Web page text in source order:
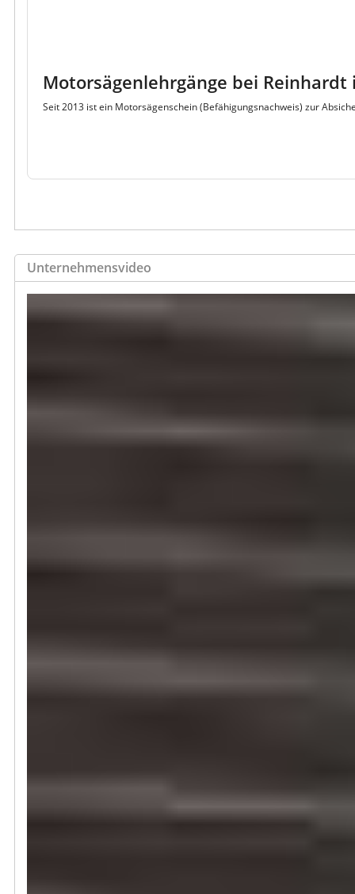
Motorsägenlehrgänge bei Reinhardt
Seit 2013 ist ein Motorsägenschein (Befähigungsnachweis) zur
Unternehmensvideo